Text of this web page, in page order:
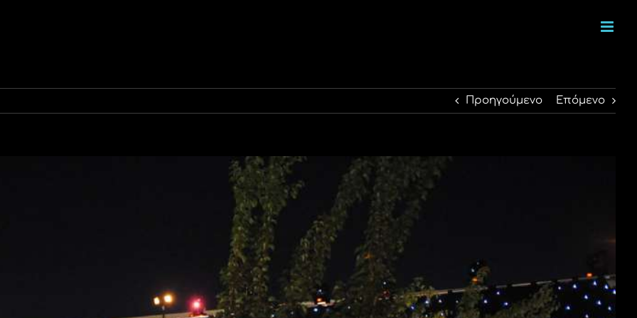
Προηγούμενο Επόμενο